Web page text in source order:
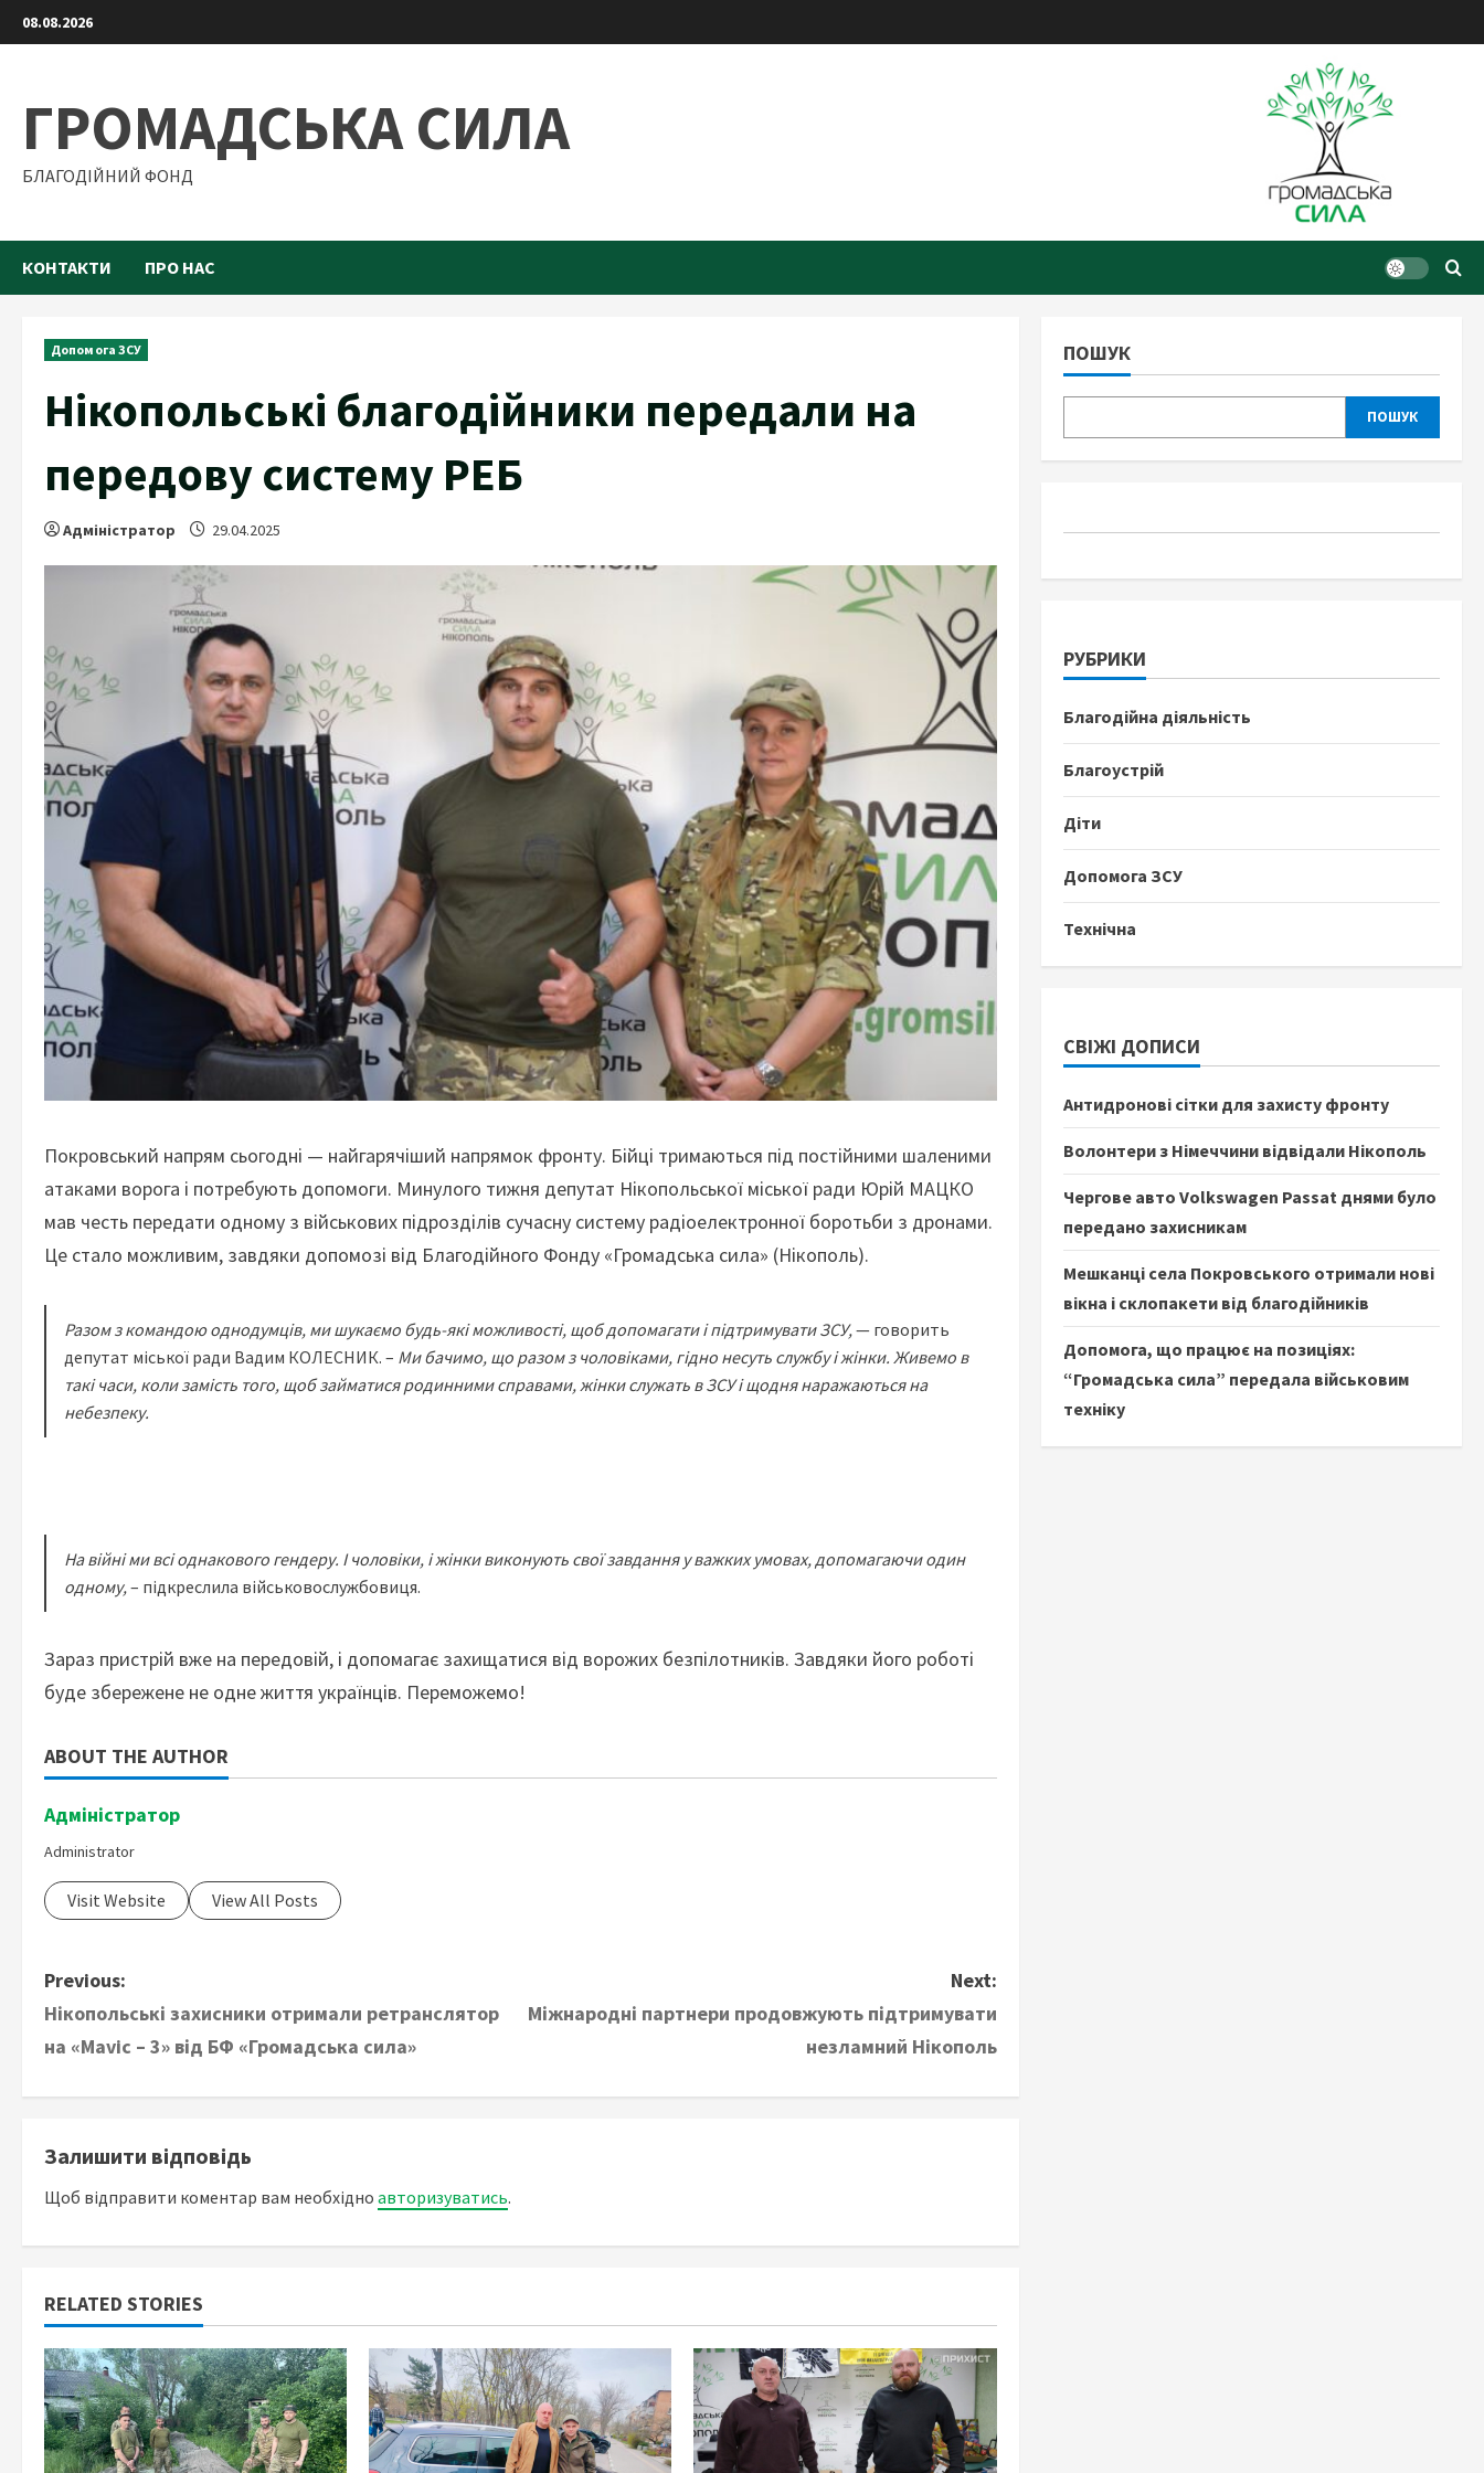
Skip
to
08.08.2026
ГРОМАДСЬКА СИЛА
БЛАГОДІЙНИЙ ФОНД
КОНТАКТИ ПРО НАС
Допомога ЗСУ
Нікопольські благодійники передали на
передову систему РЕБ
Адміністратор 29.04.2025
Покровський напрям сьогодні — найгарячіший напрямок фронту. Бійці тримаються під постійними шаленими
атаками ворога і потребують допомоги. Минулого тижня депутат Нікопольської міської ради Юрій МАЦКО
мав честь передати одному з військових підрозділів сучасну систему радіоелектронної боротьби з дронами.
Це стало можливим, завдяки допомозі від Благодійного Фонду «Громадська сила» (Нікополь).
Разом з командою однодумців, ми шукаємо будь-які можливості, щоб допомагати і підтримувати ЗСУ,— говорить
депутат міської ради Вадим КОЛЕСНИК. – Ми бачимо, що разом з чоловіками, гідно несуть службу і жінки. Живемо в
такі часи, коли замість того, щоб займатися родинними справами, жінки служать в ЗСУ і щодня наражаються на
небезпеку.
На війні ми всі однакового гендеру. І чоловіки, і жінки виконують свої завдання у важких умовах, допомагаючи один
одному,– підкреслила військовослужбовиця.
Зараз пристрій вже на передовій, і допомагає захищатися від ворожих безпілотників. Завдяки його роботі
буде збережене не одне життя українців. Переможемо!
ABOUT THE AUTHOR
Адміністратор
Administrator
Visit Website View All Posts
P
o
n
a
i
g
a
t
Previous:
Нікопольські захисники отримали ретранслятор
на «Mavic – 3» від БФ «Громадська сила»
Next:
Міжнародні партнери продовжують підтримувати
незламний Нікополь
Залишити відповідь
Щоб відправити коментар вам необхідно авторизуватись.
RELATED STORIES
ПОШУК
ПОШУК
РУБРИКИ
Благодійна діяльність
Благоустрій
Діти
Допомога ЗСУ
Технічна
СВІЖІ ДОПИСИ
Антидронові сітки для захисту фронту
Волонтери з Німеччини відвідали Нікополь
Чергове авто Volkswagen Passat днями було
передано захисникам
Мешканці села Покровського отримали нові
вікна і склопакети від благодійників
Допомога, що працює на позиціях:
“Громадська сила” передала військовим
техніку